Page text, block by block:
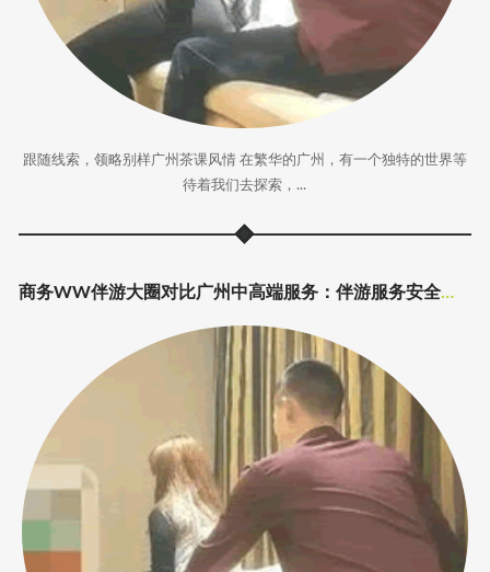
跟随线索，领略别样广州茶课风情 在繁华的广州，有一个独特的世界等
待着我们去探索，...
商务WW伴游大圈对比广州中高端服务：伴游服务安全指南_164